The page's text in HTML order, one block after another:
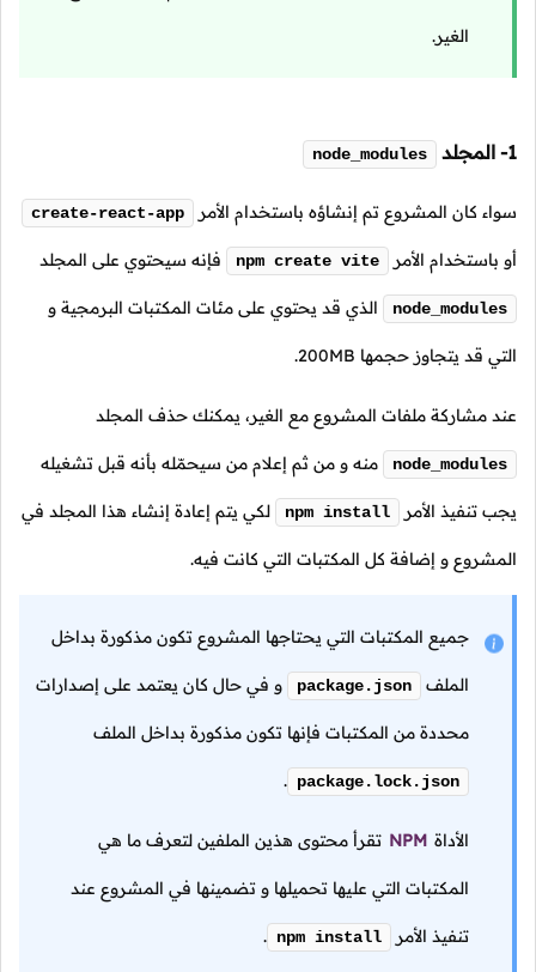
الغير.
1- المجلد node_modules
سواء كان المشروع تم إنشاؤه باستخدام الأمر create-react-app
أو باستخدام الأمر npm create vite فإنه سيحتوي على المجلد
node_modules الذي قد يحتوي على مئات المكتبات البرمجية و
التي قد يتجاوز حجمها 200MB.
عند مشاركة ملفات المشروع مع الغير، يمكنك حذف المجلد
node_modules منه و من ثم إعلام من سيحمّله بأنه قبل تشغيله
يجب تنفيذ الأمر npm install لكي يتم إعادة إنشاء هذا المجلد في
المشروع و إضافة كل المكتبات التي كانت فيه.
جميع المكتبات التي يحتاجها المشروع تكون مذكورة بداخل
الملف package.json و في حال كان يعتمد على إصدارات
محددة من المكتبات فإنها تكون مذكورة بداخل الملف
package.lock.json
.
الأداة NPM تقرأ محتوى هذين الملفين لتعرف ما هي
المكتبات التي عليها تحميلها و تضمينها في المشروع عند
تنفيذ الأمر npm install
.